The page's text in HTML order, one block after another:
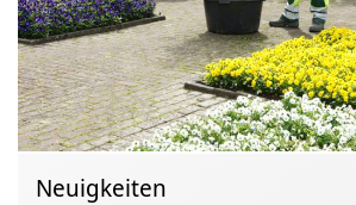
Neuigkeiten